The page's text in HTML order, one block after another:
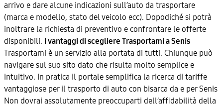
arrivo e dare alcune indicazioni sull’auto da trasportare
(marca e modello, stato del veicolo ecc). Dopodiché si potrà
inoltrare la richiesta di preventivo e confrontare le offerte
disponibili. I vantaggi di scegliere Trasportami a Senis
Trasportami è un servizio alla portata di tutti. Chiunque può
navigare sul suo sito dato che risulta molto semplice e
intuitivo. In pratica il portale semplifica la ricerca di tariffe
vantaggiose per il trasporto di auto con bisarca da e per Senis
Non dovrai assolutamente preoccuparti dell’affidabilità della